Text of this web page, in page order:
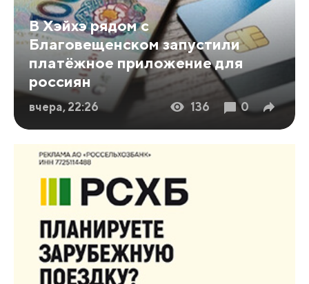
В Хэйхэ рядом с
Благовещенском запустили
платёжное приложение для
россиян
вчера, 22:26 136 0